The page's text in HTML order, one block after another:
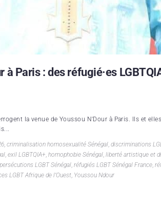
à Paris : des réfugié·es
la venue de Youssou N'Dour à Paris. Ils et
, criminalisation homosexualité Sénégal, discriminations
, exil LGBTQIA+, homophobie Sénégal, liberté artistique et
persécutions LGBT Sénégal, réfugiés LGBT Sénégal France,
LGBT Afrique de l’Ouest, Youssou Ndour